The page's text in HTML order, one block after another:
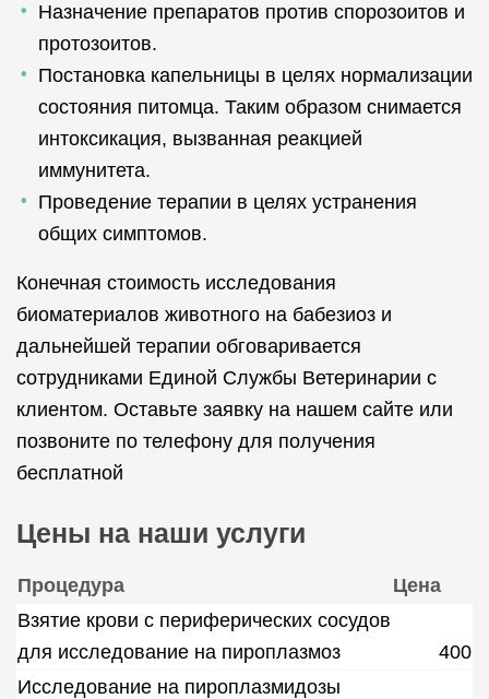
Назначение препаратов против спорозоитов и
протозоитов.
Постановка капельницы в целях нормализации
состояния питомца. Таким образом снимается
интоксикация, вызванная реакцией
иммунитета.
Проведение терапии в целях устранения
общих симптомов.
Конечная стоимость исследования
биоматериалов животного на бабезиоз и
дальнейшей терапии обговаривается
сотрудниками Единой Службы Ветеринарии с
клиентом. Оставьте заявку на нашем сайте или
позвоните по телефону для получения
бесплатной
Цены на наши услуги
Процедура
Цена
Взятие крови с периферических сосудов
для исследование на пироплазмоз
400
Исследование на пироплазмидозы